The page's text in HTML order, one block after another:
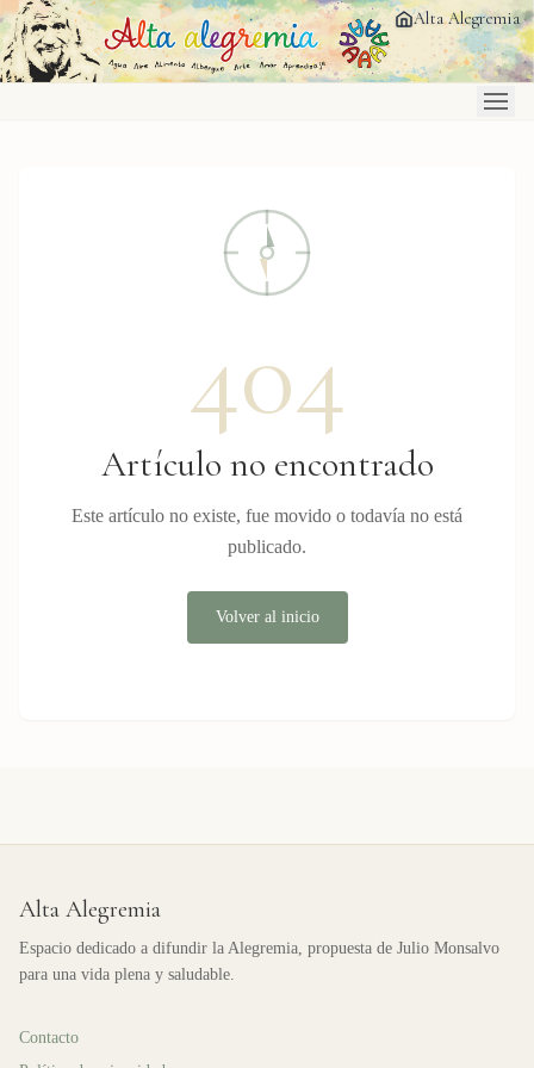
Saltar al contenido principal Alta Alegremia
404
Artículo no encontrado
Este artículo no existe, fue movido o todavía no está
publicado.
Volver al inicio
Alta Alegremia
Espacio dedicado a difundir la Alegremia, propuesta de Julio Monsalvo
para una vida plena y saludable.
Contacto